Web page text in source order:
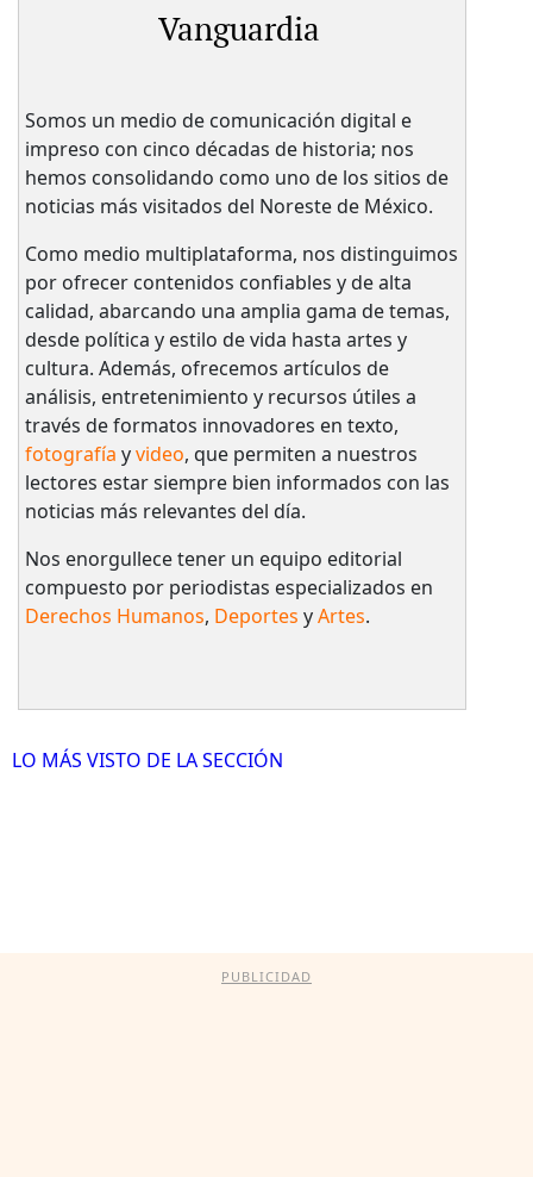
Vanguardia
Somos un medio de comunicación digital e
impreso con cinco décadas de historia; nos
hemos consolidando como uno de los sitios de
noticias más visitados del Noreste de México.
Como medio multiplataforma, nos distinguimos
por ofrecer contenidos confiables y de alta
calidad, abarcando una amplia gama de temas,
desde política y estilo de vida hasta artes y
cultura. Además, ofrecemos artículos de
análisis, entretenimiento y recursos útiles a
través de formatos innovadores en texto,
fotografía yvideo, que permiten a nuestros
lectores estar siempre bien informados con las
noticias más relevantes del día.
Nos enorgullece tener un equipo editorial
compuesto por periodistas especializados en
Derechos Humanos, Deportes yArtes.
LO MÁS VISTO DE LA SECCIÓN
PUBLICIDAD